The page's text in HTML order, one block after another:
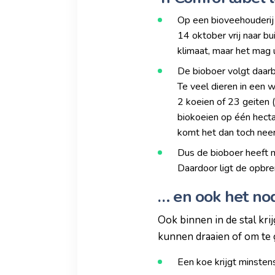
Op een
14 oktober vrij naar
klimaat, maar het mag
De bioboer volgt
Te veel dieren in een
2 koeien of 23 geiten
biokoeien op één
komt het dan toch
Dus de bioboer heeft
Daardoor ligt de
… en ook het
Ook binnen in de stal
kunnen draaien of om te
Een koe krijgt